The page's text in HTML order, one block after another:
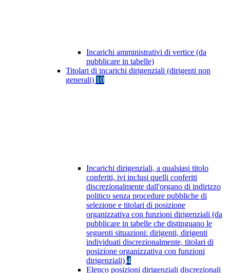
Incarichi amministrativi di vertice (da
pubblicare in tabelle)
Titolari di incarichi dirigenziali (dirigenti non
generali) 10
Incarichi dirigenziali, a qualsiasi titolo
conferiti, ivi inclusi quelli conferiti
discrezionalmente dall'organo di indirizzo
politico senza procedure pubbliche di
selezione e titolari di posizione
organizzativa con funzioni dirigenziali (da
pubblicare in tabelle che distinguano le
seguenti situazioni: dirigenti, dirigenti
individuati discrezionalmente, titolari di
posizione organizzativa con funzioni
dirigenziali) 4
Elenco posizioni dirigenziali discrezionali